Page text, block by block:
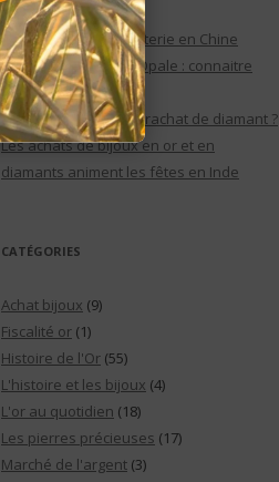
puissance de l’or
Le marché de la bijouterie en Chine
Rachat de bijoux en Opale : connaitre
ses caractéristiques
Comment réaliser un rachat de diamant ?
Les achats de bijoux en or et en
diamants animent les fêtes en Inde
CATÉGORIES
Achat bijoux (9)
Fiscalité or (1)
Histoire de l'Or (55)
L'histoire et les bijoux (4)
L'or au quotidien (18)
Les pierres précieuses (17)
Marché de l'argent (3)